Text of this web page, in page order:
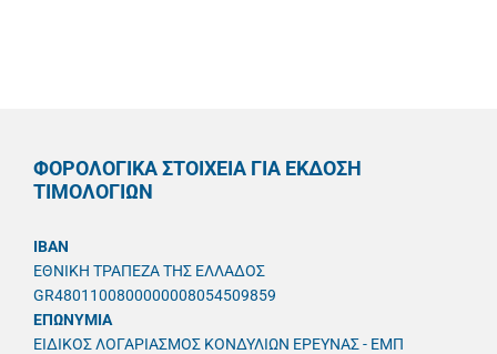
ΦΟΡΟΛΟΓΙΚΑ ΣΤΟΙΧΕΙΑ ΓΙΑ ΕΚΔΟΣΗ
ΤΙΜΟΛΟΓΙΩΝ
IBAN
ΕΘΝΙΚΗ ΤΡΑΠΕΖΑ ΤΗΣ ΕΛΛΑΔΟΣ
GR4801100800000008054509859
ΕΠΩΝΥΜΙΑ
ΕΙΔΙΚΟΣ ΛΟΓΑΡΙΑΣΜΟΣ ΚΟΝΔΥΛΙΩΝ ΕΡΕΥΝΑΣ - ΕΜΠ